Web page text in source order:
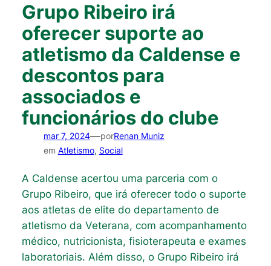
Grupo Ribeiro irá
oferecer suporte ao
atletismo da Caldense e
descontos para
associados e
funcionários do clube
mar 7, 2024—porRenan Muniz
em Atletismo, Social
A Caldense acertou uma parceria com o
Grupo Ribeiro, que irá oferecer todo o suporte
aos atletas de elite do departamento de
atletismo da Veterana, com acompanhamento
médico, nutricionista, fisioterapeuta e exames
laboratoriais. Além disso, o Grupo Ribeiro irá